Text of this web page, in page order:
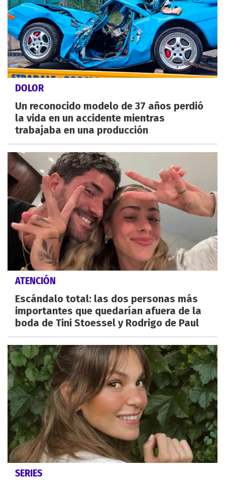
DOLOR
Un reconocido modelo de 37 años perdió
la vida en un accidente mientras
trabajaba en una producción
ATENCIÓN
Escándalo total: las dos personas más
importantes que quedarían afuera de la
boda de Tini Stoessel y Rodrigo de Paul
SERIES